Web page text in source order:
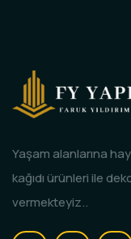
Yaşam alanlarına
kağıdı ürünleri ile
vermekteyiz..